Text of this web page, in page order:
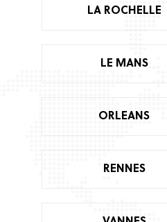
LA ROCHELLE
LE MANS
ORLEANS
RENNES